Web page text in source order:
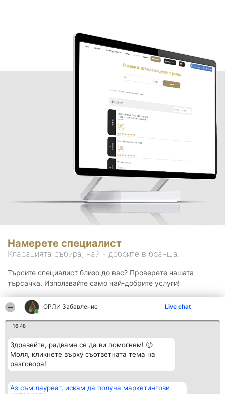
ОРЛИ Забавление Live chat
16:48
Здравейте, радваме се да ви помогнем! 🙂
Моля, кликнете върху съответната тема на
разговора!
Аз съм лауреат, искам да получа маркетингови
Намерете специалист
Класацията събира, най - добрите в бранша.
Търсите специалист близо до вас? Проверете нашата
търсачка. Използвайте само най-добрите услуги!
Организатор на
Класация Контакти